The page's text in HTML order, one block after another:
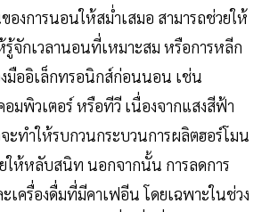
องการนอนให้สม่ำเสมอ สามารถช่วยให้
รู้จักเวลานอนที่เหมาะสม หรือการหลีก
งมืออิเล็กทรอนิกส์ก่อนนอน เช่น
มพิวเตอร์ หรือทีวี เนื่องจากแสงสีฟ้า
ะทำให้รบกวนกระบวนการผลิตฮอร์โมน
ให้หลับสนิท นอกจากนั้น การลดการ
เครื่องดื่มที่มีคาเฟอีน โดยเฉพาะในช่วง